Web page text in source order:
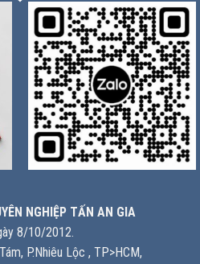
NGHIỆP TẤN AN GIA
8/10/2012.
P.Nhiêu Lộc , TP>HCM,